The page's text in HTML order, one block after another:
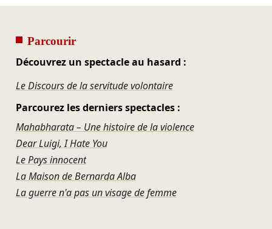
Parcourir
Découvrez un spectacle au hasard :
Le Discours de la servitude volontaire
Parcourez les derniers spectacles :
Mahabharata – Une histoire de la violence
Dear Luigi, I Hate You
Le Pays innocent
La Maison de Bernarda Alba
La guerre n'a pas un visage de femme